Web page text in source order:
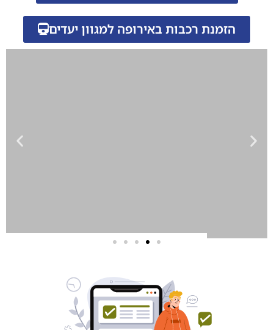
הזמנת רכבות באירופה למגוון יעדים
שירותי פרסום
וקידום
באינטרנט